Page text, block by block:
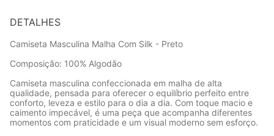
DETALHES
Camiseta Masculina Malha Com Silk - Preto
Composição: 100% Algodão
Camiseta masculina confeccionada em malha de alta
qualidade, pensada para oferecer o equilíbrio perfeito entre
conforto, leveza e estilo para o dia a dia. Com toque macio e
caimento impecável, é uma peça que acompanha diferentes
momentos com praticidade e um visual moderno sem esforço.